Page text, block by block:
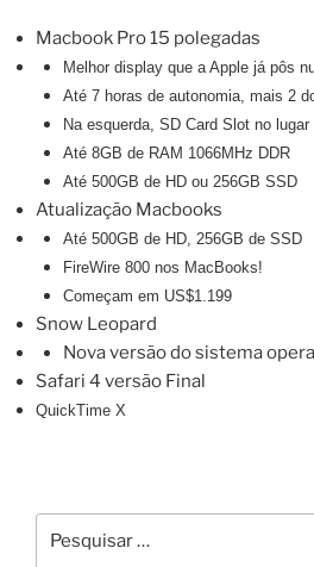
Macbook Pro 15 polegadas
Melhor display que a Apple já pôs
Até 7 horas de autonomia, mais 2
Na esquerda, SD Card Slot no
Até 8GB de RAM 1066MHz DDR
Até 500GB de HD ou 256GB SSD
Atualização Macbooks
Até 500GB de HD, 256GB de SSD
FireWire 800 nos MacBooks!
Começam em US$1.199
Snow Leopard
Nova versão do sistema
Safari 4 versão Final
QuickTime X
por: